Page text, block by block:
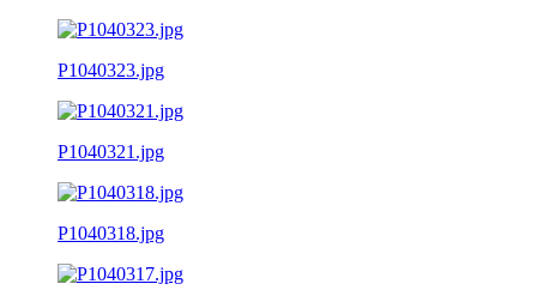
P1040323.jpg
P1040321.jpg
P1040318.jpg